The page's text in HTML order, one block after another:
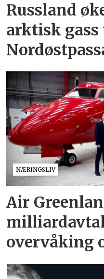
Russland
arktisk
NÆRINGSLIV
Air
overvåking